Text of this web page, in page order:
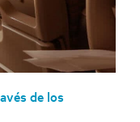
de los